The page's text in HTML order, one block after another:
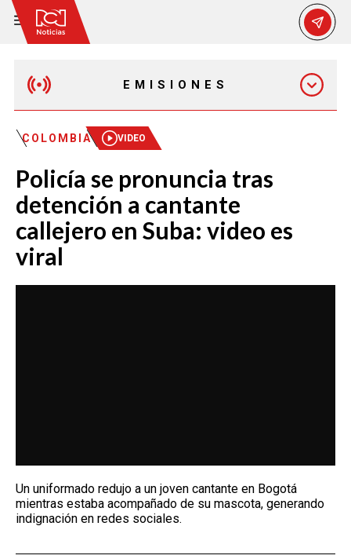
EMISIONES
EMISIÓN 12:30 PM
EMISIÓN 7:00 PM
COLOMBIA VIDEO
Policía se pronuncia tras
detención a cantante
callejero en Suba: video es
viral
Un uniformado redujo a un joven cantante en Bogotá
mientras estaba acompañado de su mascota, generando
indignación en redes sociales.